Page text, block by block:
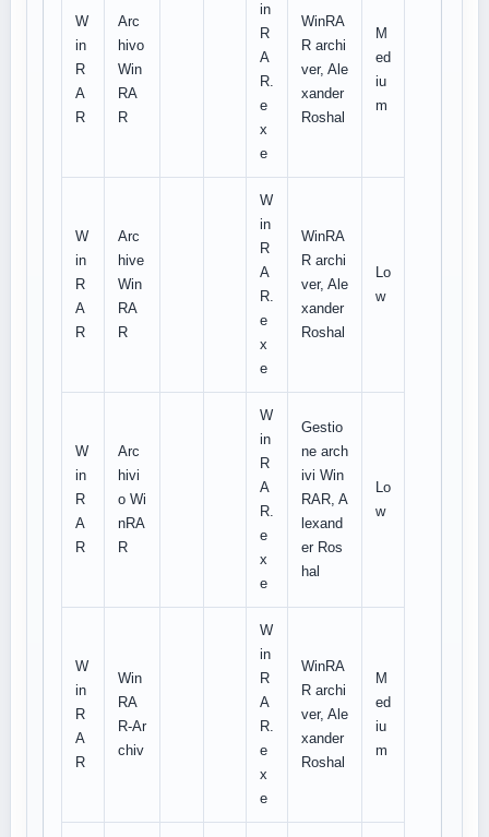
W
in
R
A
R
Arc
hivo
Win
RA
R
in
R
A
R.
e
x
e
WinRA
R archi
ver, Ale
xander
Roshal
M
ed
iu
m
W
in
R
A
R
Arc
hive
Win
RA
R
W
in
R
A
R.
e
x
e
WinRA
R archi
ver, Ale
xander
Roshal
Lo
w
W
in
R
A
R
Arc
hivi
o Wi
nRA
R
W
in
R
A
R.
e
x
e
Gestio
ne arch
ivi Win
RAR, A
lexand
er Ros
hal
Lo
w
W
in
R
A
R
Win
RA
R-Ar
chiv
W
in
R
A
R.
e
x
e
WinRA
R archi
ver, Ale
xander
Roshal
M
ed
iu
m